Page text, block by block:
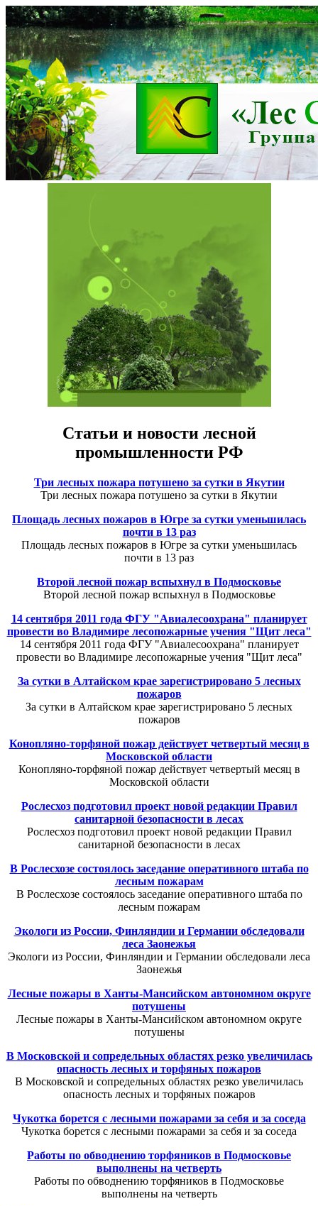
Статьи и новости лесной
промышленности РФ
Три лесных пожара потушено за сутки в Якутии
Три лесных пожара потушено за сутки в Якутии
Площадь лесных пожаров в Югре за сутки уменьшилась
почти в 13 раз
Площадь лесных пожаров в Югре за сутки уменьшилась
почти в 13 раз
Второй лесной пожар вспыхнул в Подмосковье
Второй лесной пожар вспыхнул в Подмосковье
14 сентября 2011 года ФГУ "Авиалесоохрана" планирует
провести во Владимире лесопожарные учения "Щит леса"
14 сентября 2011 года ФГУ "Авиалесоохрана" планирует
провести во Владимире лесопожарные учения "Щит леса"
За сутки в Алтайском крае зарегистрировано 5 лесных
пожаров
За сутки в Алтайском крае зарегистрировано 5 лесных
пожаров
Конопляно-торфяной пожар действует четвертый месяц в
Московской области
Конопляно-торфяной пожар действует четвертый месяц в
Московской области
Рослесхоз подготовил проект новой редакции Правил
санитарной безопасности в лесах
Рослесхоз подготовил проект новой редакции Правил
санитарной безопасности в лесах
В Рослесхозе состоялось заседание оперативного штаба по
лесным пожарам
В Рослесхозе состоялось заседание оперативного штаба по
лесным пожарам
Экологи из России, Финляндии и Германии обследовали
леса Заонежья
Экологи из России, Финляндии и Германии обследовали леса
Заонежья
Лесные пожары в Ханты-Мансийском автономном округе
потушены
Лесные пожары в Ханты-Мансийском автономном округе
потушены
В Московской и сопредельных областях резко увеличилась
опасность лесных и торфяных пожаров
В Московской и сопредельных областях резко увеличилась
опасность лесных и торфяных пожаров
Чукотка борется с лесными пожарами за себя и за соседа
Чукотка борется с лесными пожарами за себя и за соседа
Работы по обводнению торфяников в Подмосковье
выполнены на четверть
Работы по обводнению торфяников в Подмосковье
выполнены на четверть